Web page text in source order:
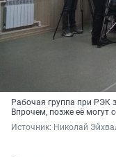
Рабочая группа при РЭК
Впрочем, позже её могут
Источник: Николай